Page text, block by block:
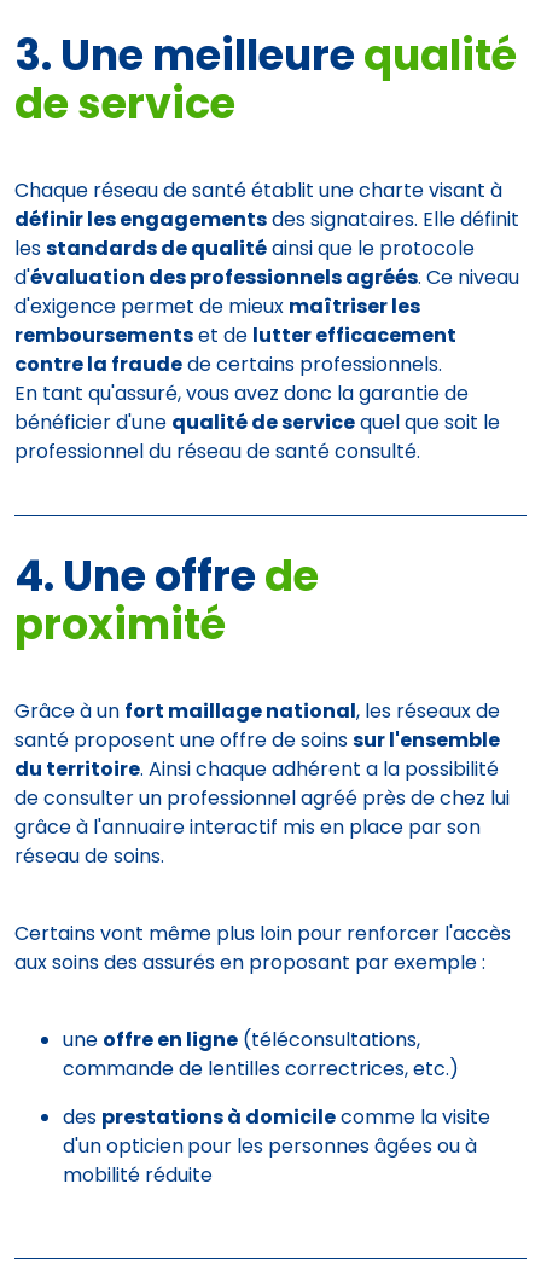
3. Une meilleurequalité
de service
Chaque réseau de santé établit une charte visant à
définir les engagementsdes signataires. Elle définit
lesstandards de qualitéainsi que le protocole
d'évaluation des professionnels agréés. Ce niveau
d'exigence permet de mieux maîtriser les
remboursementset de lutter efficacement
contre la fraudede certains professionnels.
En tant qu'assuré, vous avez donc la garantie de
bénéficier d'une qualité de servicequel que soit le
professionnel du réseau de santé consulté.
4. Une offrede
proximité
Grâce à un fort maillage national, les réseaux de
santé proposent une offre de soinssur l'ensemble
du territoire. Ainsi chaque adhérent a la possibilité
de consulter un professionnel agréé près de chez lui
grâce à l'annuaire interactif mis en place par son
réseau de soins.
Certains vont même plus loin pour renforcer l'accès
aux soins des assurés en proposant par exemple :
une offre en ligne (téléconsultations,
commande de lentilles correctrices, etc.)
des prestations à domicilecomme la visite
d'un opticienpour les personnes âgées ou à
mobilité réduite